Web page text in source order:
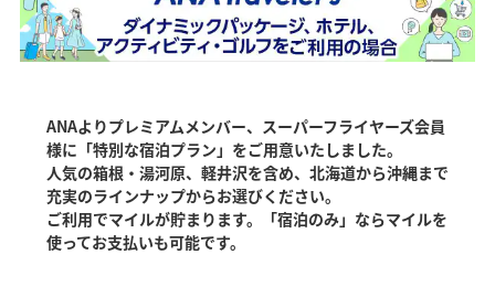
ANAよりプレミアムメンバー、スーパーフライヤーズ会員
様に「特別な宿泊プラン」をご用意いたしました。
人気の箱根・湯河原、軽井沢を含め、北海道から沖縄まで
充実のラインナップからお選びください。
ご利用でマイルが貯まります。「宿泊のみ」ならマイルを
使ってお支払いも可能です。